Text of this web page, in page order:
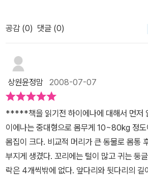
죽찌죽한 갈기털을멋이라고 달고 다니냐느
라 정신 사납다는 등 꼬마 핀둘리의 마음을 콕
지 속에서 자꾸 뒹굴거린 통에 몸에 줄무늬
라 붙어버린 핀둘리는 귀도 쑥 내려 붙이고
신을 놀렸던 사자, 얼룩말, 개들을 만나게 됩
기핀둘리를 보고 유령이라며 무서워 떨자, 자
(온통 흙먼지를 뒤집어써서 하얗게 되었음)
이 하이에나라는게 들통나기 전에그들이 무
를 하게 됩니다.유령이 화가 나서 나타났다
의 죄(누군가를 이유없이 놀렸음) 자백하고그
다. 자넬 캐넌의 작품 성향을 보면 사람들이
주인공으로 한 작품을선보이고 있다. 이번 작
나'를 주인공으로 하였고, 본 적은 없지만
본 <Stellaluna>는 박쥐를 주인공으로 한 작
부터 외모에 대한 놀림을받는다. '귀가 크다,
줄무늬가 정신 사납다'는 그들의 말에 기가 죽
신을 몰라보기를 바라며흙먼지 속을 뒹군다.
주친 동물들은유령이라 생각하여 놀라 달아
이야기를 통해왜 자신에게 심한 말을 하였는
위대한 유령(?)님의 명령에 따라자신에게
물들을 찾아가사과하고 서로 화해하는 유쾌
공감 (0) 댓글 (0)
상원윤정맘 2008-07-07
*****책을 읽기전 하이에나에 대해서 먼
이에나는 중대형으로 몸무게 10~80kg 정
몸집이 크다. 비교적 머리가 큰 동물로 몸통
부지게 생겼다. 꼬리에는 털이 많고 귀는 둥
락은 4개씩밖에 없다. 앞다리와 뒷다리의 길